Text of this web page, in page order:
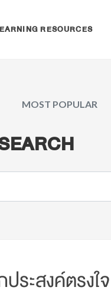
RESOURCES
MOST POPULAR
ระสงค์ตรงใจ